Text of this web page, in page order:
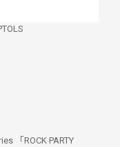
「ROCK PARTY